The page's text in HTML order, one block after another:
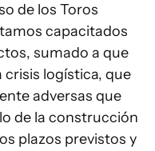
de los Toros
capacitados
sumado a que
logística, que
adversas que
de la construcción
plazos previstos y